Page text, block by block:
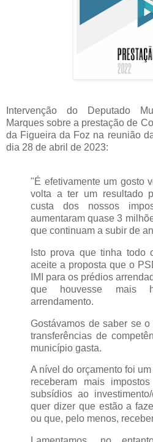
Intervenção do Deputado
Marques sobre a prestação de
da Figueira da Foz na reunião
dia 28 de abril de 2023:
"É efetivamente um gosto
volta a ter um resultado
custa dos nossos
aumentaram quase 3
que continuam a subir de
Isto prova que tinha todo
aceite a proposta que o
IMI para os prédios
que houvesse mais
arrendamento.
Gostávamos de saber se
transferências de
município gasta.
A nível do orçamento foi
receberam mais
subsídios ao
quer dizer que estão a
ou que, pelo menos,